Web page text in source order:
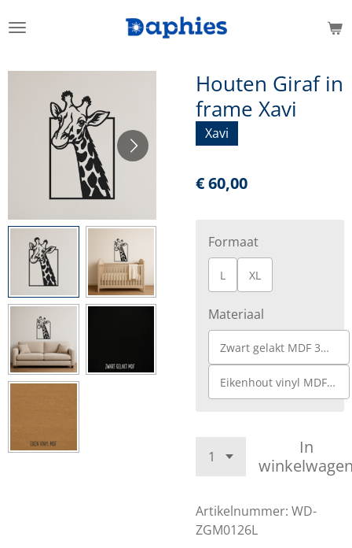
direct
de
hoofdinhoud
Houten Giraf in
frame Xavi
Xavi
€ 60,00
Formaat
L XL
Materiaal
Zwart gelakt MDF 3mm
Eikenhout vinyl MDF 3mm
In
Artikelnummer: WD-
ZGM0126L